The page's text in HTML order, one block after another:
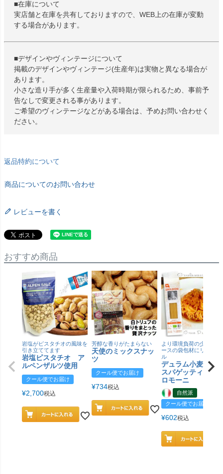
■在庫について
実店舗と在庫を共有しておりますので、WEB上の在庫が変動
する場合があります。
■デザインやヴィンテージについて
掲載のデザインやヴィンテージ(生産年)は実物と異なる場合が
あります。
小さな造り手が多く生産量や入荷時期が限られるため、事前予
告なしで変更される事があります。
ご希望のヴィンテージなどがある場合は、予めお問い合わせく
ださい。
返品特約について
商品についてのお問い合わせ
レビューを書く
おすすめ商品
岩塩がピスタチオの風味を
引き立ててます
岩塩ピスタチオ ア
ルペンザルツ使用
クール便でお届け
¥2,700税込
芳醇な香りがたまらない
天使のミックスナッ
ツ
クール便でお届け
¥734税込
より環境負荷の少ない紙
ースの袋包材にリニュー
ル
デュラム小麦 有
スパゲッティ／ジ
ロモーニ
自然派
クール便でお届け
¥602税込